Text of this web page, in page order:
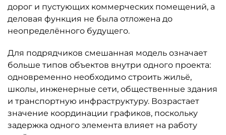
дорог и пустующих коммерческих помещений, а
деловая функция не была отложена до
неопределённого будущего.
Для подрядчиков смешанная модель означает
больше типов объектов внутри одного проекта:
одновременно необходимо строить жильё,
школы, инженерные сети, общественные здания
и транспортную инфраструктуру. Возрастает
значение координации графиков, поскольку
задержка одного элемента влияет на работу